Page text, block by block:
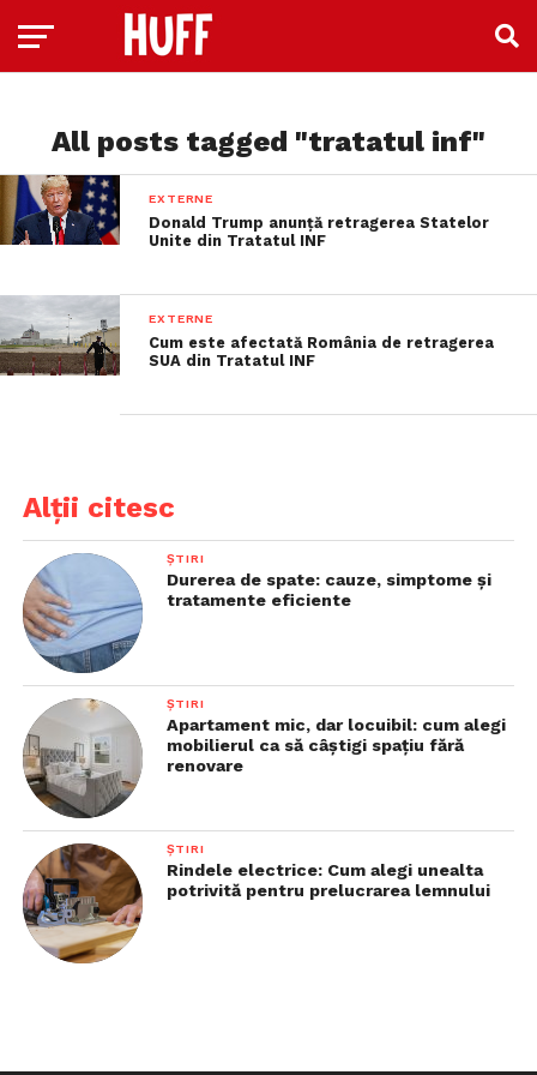
All posts tagged "tratatul inf"
EXTERNE
Donald Trump anunţă retragerea Statelor
Unite din Tratatul INF
EXTERNE
Cum este afectată România de retragerea
SUA din Tratatul INF
Alții citesc
ȘTIRI
Durerea de spate: cauze, simptome și
tratamente eficiente
ȘTIRI
Apartament mic, dar locuibil: cum alegi
mobilierul ca să câștigi spațiu fără
renovare
ȘTIRI
Rindele electrice: Cum alegi unealta
potrivită pentru prelucrarea lemnului